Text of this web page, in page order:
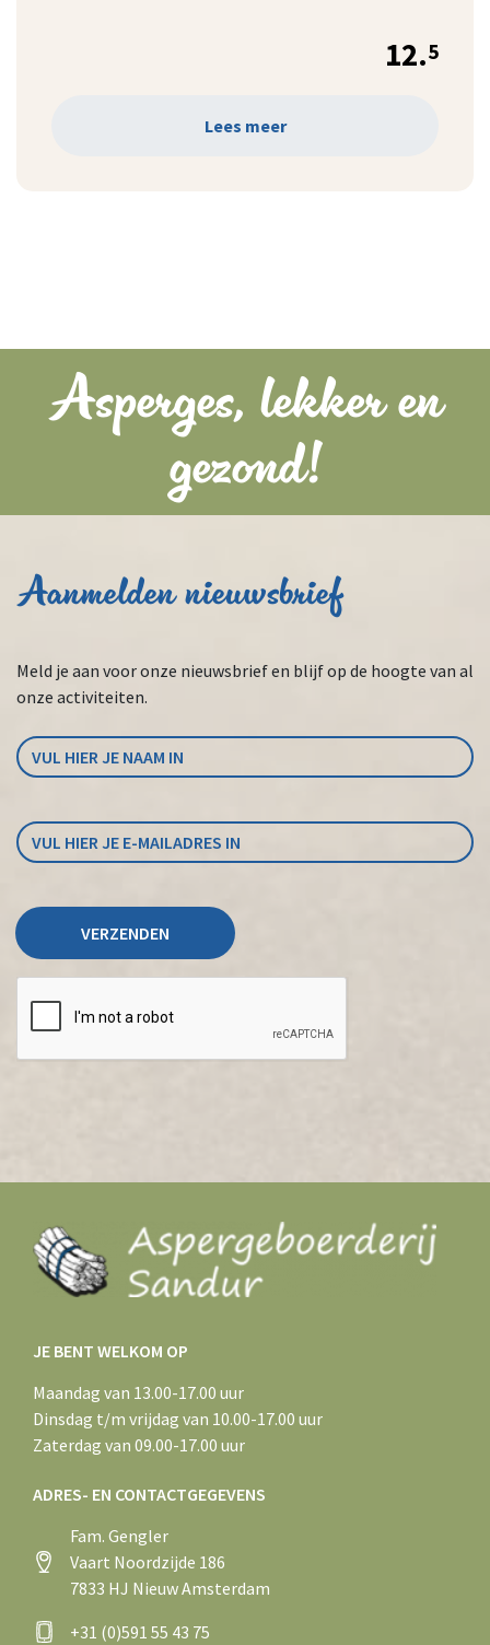
12.5
Lees meer
Asperges, lekker en
gezond!
Aanmelden nieuwsbrief
Meld je aan voor onze nieuwsbrief en blijf op de hoogte van al
onze activiteiten.
JE BENT WELKOM OP
Maandag van 13.00-17.00 uur
Dinsdag t/m vrijdag van 10.00-17.00 uur
Zaterdag van 09.00-17.00 uur
ADRES- EN CONTACTGEGEVENS
Fam. Gengler
Vaart Noordzijde 186
7833 HJ Nieuw Amsterdam
+31 (0)591 55 43 75